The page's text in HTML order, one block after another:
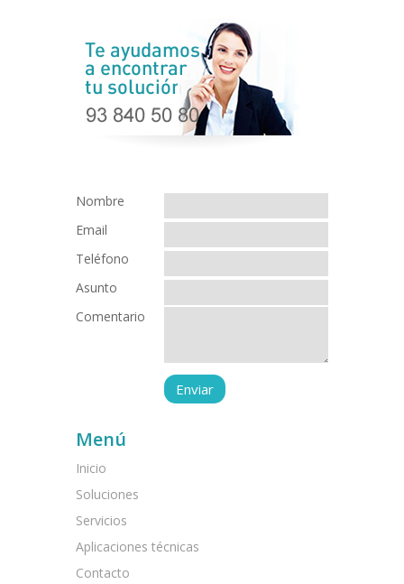
Nombre
Email
Teléfono
Asunto
Comentario
Menú
Inicio
Soluciones
Servicios
Aplicaciones técnicas
Contacto